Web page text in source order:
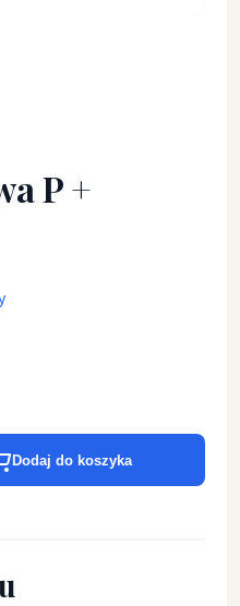
P +
Dodaj do koszyka